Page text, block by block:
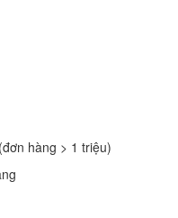
hàng > 1 triệu)